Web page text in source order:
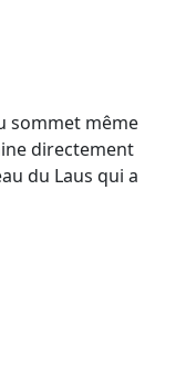
sommet même
directement
du Laus qui a